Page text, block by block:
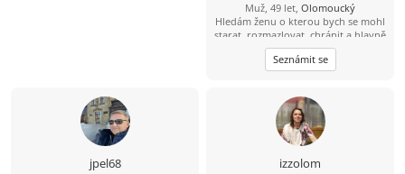
Muž, 49 let, Olomoucký
Hledám ženu o kterou bych se mohl
starat, rozmazlovat, chránit a hlavně
milovat. Jsem pekař cukrař ????????
Seznámit se
jpel68 izzolom